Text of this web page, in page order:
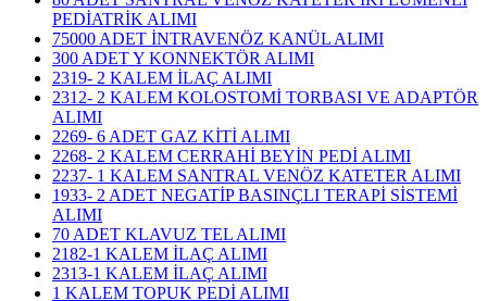
PEDİATRİK ALIMI
75000 ADET İNTRAVENÖZ KANÜL ALIMI
300 ADET Y KONNEKTÖR ALIMI
2319- 2 KALEM İLAÇ ALIMI
2312- 2 KALEM KOLOSTOMİ TORBASI VE ADAPTÖR
ALIMI
2269- 6 ADET GAZ KİTİ ALIMI
2268- 2 KALEM CERRAHİ BEYİN PEDİ ALIMI
2237- 1 KALEM SANTRAL VENÖZ KATETER ALIMI
1933- 2 ADET NEGATİP BASINÇLI TERAPİ SİSTEMİ
ALIMI
70 ADET KLAVUZ TEL ALIMI
2182-1 KALEM İLAÇ ALIMI
2313-1 KALEM İLAÇ ALIMI
1 KALEM TOPUK PEDİ ALIMI